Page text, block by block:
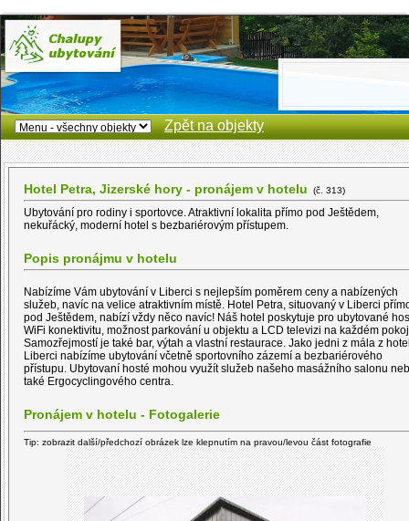
Zpět na objekty
Hotel Petra, Jizerské hory - pronájem v hotelu (č. 313)
Ubytování pro rodiny i sportovce. Atraktivní lokalita přímo pod Ještědem,
nekuřácký, moderní hotel s bezbariérovým přístupem.
Popis pronájmu v hotelu
Nabízíme Vám ubytování v Liberci s nejlepším poměrem ceny a nabízených
služeb, navíc na velice atraktivním místě. Hotel Petra, situovaný v Liberci
pod Ještědem, nabízí vždy něco navíc! Náš hotel poskytuje pro ubytované
WiFi konektivitu, možnost parkování u objektu a LCD televizi na každém
Samozřejmostí je také bar, výtah a vlastní restaurace. Jako jedni z mála z
Liberci nabízíme ubytování včetně sportovního zázemí a bezbariérového
přístupu. Ubytovaní hosté mohou využít služeb našeho masážního salonu
také Ergocyclingového centra.
Pronájem v hotelu - Fotogalerie
Tip: zobrazit další/předchozí obrázek lze klepnutím na pravou/levou část fotografie